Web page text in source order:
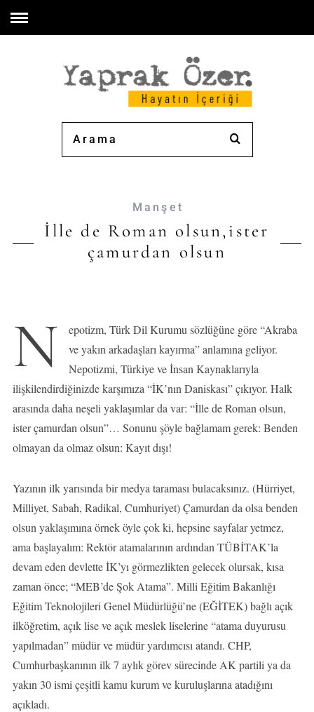
Manşet
İlle de Roman olsun,ister
çamurdan olsun
N
epotizm, Türk Dil Kurumu sözlüğüne göre “Akraba
ve yakın arkadaşları kayırma” anlamına geliyor.
Nepotizmi, Türkiye ve İnsan Kaynaklarıyla
ilişkilendirdiğinizde karşımıza “İK’nın Daniskası” çıkıyor. Halk
arasında daha neşeli yaklaşımlar da var: “İlle de Roman olsun,
ister çamurdan olsun”… Sonunu şöyle bağlamam gerek: Benden
olmayan da olmaz olsun: Kayıt dışı!
Yazının ilk yarısında bir medya taraması bulacaksınız. (Hürriyet,
Milliyet, Sabah, Radikal, Cumhuriyet) Çamurdan da olsa benden
olsun yaklaşımına örnek öyle çok ki, hepsine sayfalar yetmez,
ama başlayalım: Rektör atamalarının ardından TÜBİTAK’la
devam eden devlette İK’yı görmezlikten gelecek olursak, kısa
zaman önce; “MEB’de Şok Atama”. Milli Eğitim Bakanlığı
Eğitim Teknolojileri Genel Müdürlüğü’ne (EĞİTEK) bağlı açık
ilköğretim, açık lise ve açık meslek liselerine “atama duyurusu
yapılmadan” müdür ve müdür yardımcısı atandı. CHP,
Cumhurbaşkanının ilk 7 aylık görev sürecinde AK partili ya da
yakın 30 ismi çeşitli kamu kurum ve kuruluşlarına atadığını
açıkladı.